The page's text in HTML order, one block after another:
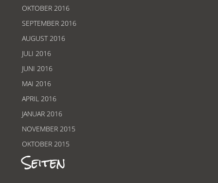
OKTOBER 2016
SEPTEMBER 2016
AUGUST 2016
JULI 2016
JUNI 2016
MAI 2016
APRIL 2016
JANUAR 2016
NOVEMBER 2015
OKTOBER 2015
Seiten